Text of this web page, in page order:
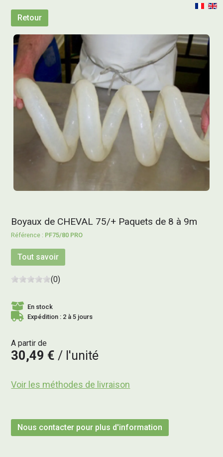
Retour
Boyaux de CHEVAL 75/+ Paquets de 8 à 9m
PF75/80 PRO
Tout savoir
(0)
En stock
Expédition : 2 à 5 jours
A partir de
30,49 € l'unité
Voir les méthodes de livraison
Nous contacter pour plus d'information